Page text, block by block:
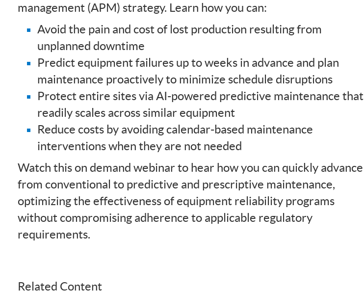
management (APM) strategy. Learn how you can:
Avoid the pain and cost of lost production resulting from
unplanned downtime
Predict equipment failures up to weeks in advance and plan
maintenance proactively to minimize schedule disruptions
Protect entire sites via AI-powered predictive maintenance that
readily scales across similar equipment
Reduce costs by avoiding calendar-based maintenance
interventions when they are not needed
Watch this on demand webinar to hear how you can quickly advance
from conventional to predictive and prescriptive maintenance,
optimizing the effectiveness of equipment reliability programs
without compromising adherence to applicable regulatory
requirements.
Related Content